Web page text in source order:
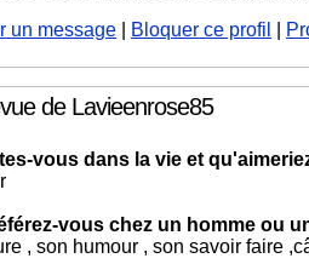
un message
Bloquer ce profil
de Lavieenrose85
vous dans la vie et
vous chez un homme ou
, son humour , son savoir faire